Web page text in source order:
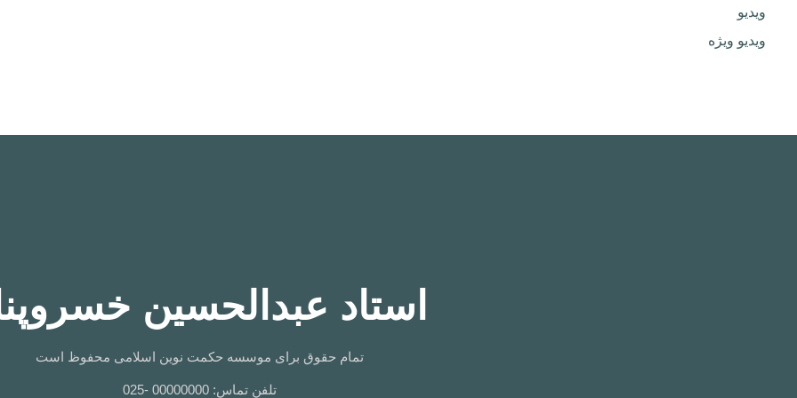
ویدیو
ویدیو ویژه
استاد عبدالحسین
تمام حقوق برای موسسه حکمت نوین اسلامی محفوظ است
تلفن تماس: 00000000 -025